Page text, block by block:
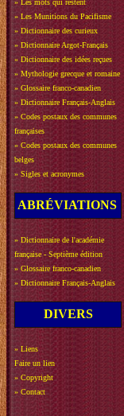
» Les mots qui restent
» Les Munitions du Pacifisme
» Dictionnaire des curieux
» Dictionnaire Argot-Français
» Dictionnaire des idées reçues
» Mythologie grecque et romaine
» Glossaire franco-canadien
» Dictionnaire Français-Anglais
» Codes postaux des communes
françaises
» Codes postaux des communes
belges
» Sigles et acronymes
ABRÉVIATIONS
» Dictionnaire de l'académie
française - Septième édition
» Glossaire franco-canadien
» Dictionnaire Français-Anglais
DIVERS
» Liens
Faire un lien
» Copyright
» Contact